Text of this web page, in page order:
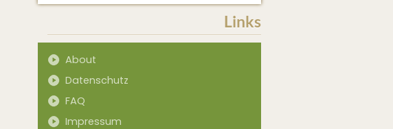
Links
About
Datenschutz
FAQ
Impressum